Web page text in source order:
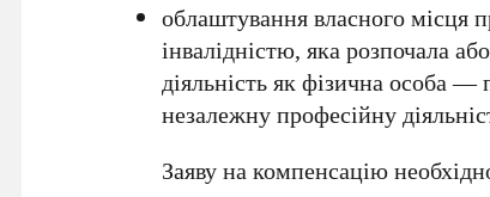
облаштування власного місця
інвалідністю, яка розпочала
діяльність як фізична особа
незалежну професійну
Заяву на компенсацію